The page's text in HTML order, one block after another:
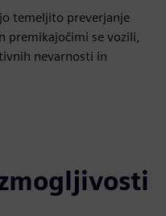
temeljito preverjanje
premikajočimi se vozili,
nevarnosti in